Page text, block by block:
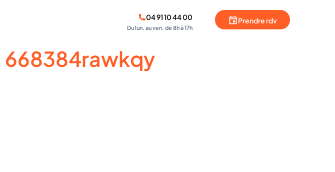
04 91 10 44 00
Du lun. au ven. de 8h à 17h
Prendre rdv
668384rawkqy